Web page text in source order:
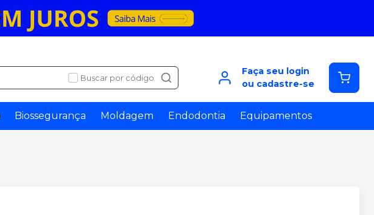
Buscar por código
Faça seu login
ou cadastre-se
Biossegurança Moldagem Endodontia Equipamentos